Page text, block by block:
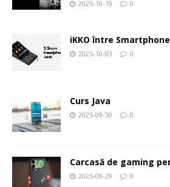
2025-10-19 0
iKKO între
2025-10-03 0
Curs Java
2025-09-30 0
Carcasă de gaming
2025-09-29 0